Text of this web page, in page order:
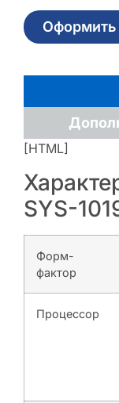
Оформить
[HTML]
SYS-
Форм-
фактор
Процессор